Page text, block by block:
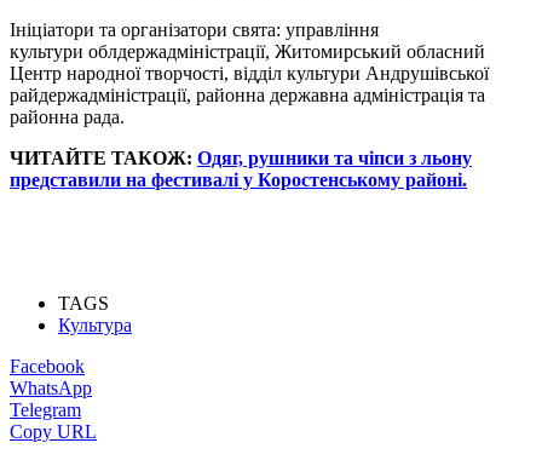
Ініціатори та організатори свята: управління
культури облдержадміністрації, Житомирський обласний
Центр народної творчості, відділ культури Андрушівської
райдержадміністрації, районна державна адміністрація та
районна рада.
ЧИТАЙТЕ ТАКОЖ: Одяг, рушники та чіпси з льону
представили на фестивалі у Коростенському районі.
TAGS
Культура
Facebook
WhatsApp
Telegram
Copy URL